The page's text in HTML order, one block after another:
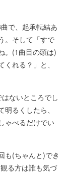
で、起承転結あ
。そして「すで
。(1曲目の頭は)
れる？」と、
ないところでし
るくしたら、
ゃべるだけでい
も(ちゃんと)でき
る方は誰も気づ